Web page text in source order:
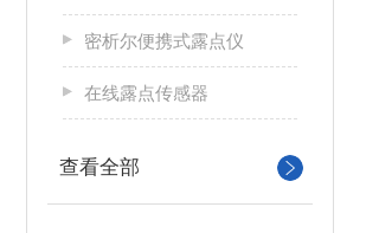
密析尔便携式露点仪
在线露点传感器
查看全部